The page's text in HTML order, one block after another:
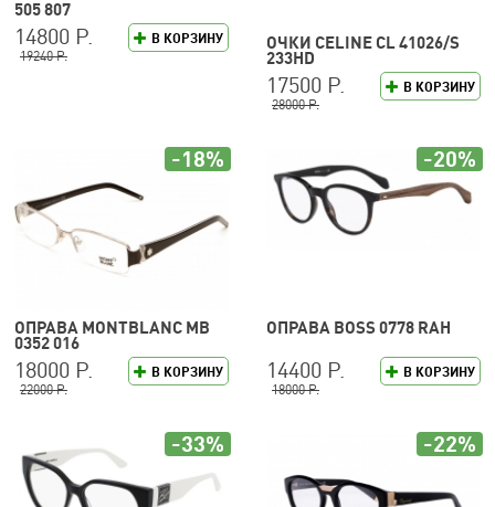
505 807
В КОРЗИНУ
14800 Р.
19240 Р.
ОЧКИ CELINE CL 41026/S
233HD
В КОРЗИНУ
17500 Р.
28000 Р.
ОПРАВА MONTBLANC MB
0352 016
В КОРЗИНУ
18000 Р.
22000 Р.
-18%
ОПРАВА BOSS 0778 RAH
В КОРЗИНУ
14400 Р.
18000 Р.
-20%
-33% -22%